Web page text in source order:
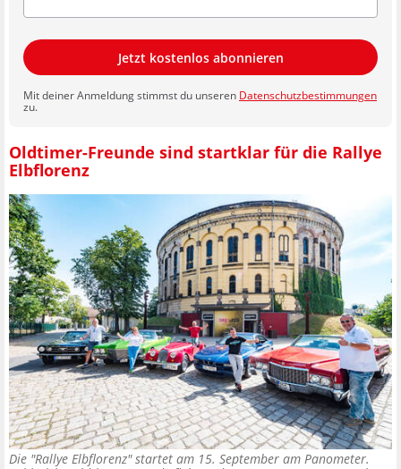
Jetzt kostenlos abonnieren
Mit deiner Anmeldung stimmst du unseren Datenschutzbestimmungen
zu.
Oldtimer-Freunde sind startklar für die Rallye
Elbflorenz
Die "Rallye Elbflorenz" startet am 15. September am Panometer.